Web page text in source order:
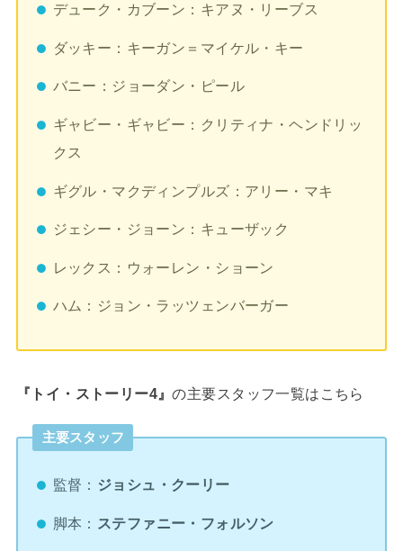
デューク・カブーン：キアヌ・リーブス
ダッキー：キーガン＝マイケル・キー
バニー：ジョーダン・ピール
ギャビー・ギャビー：クリティナ・ヘンドリッ
クス
ギグル・マクディンプルズ：アリー・マキ
ジェシー・ジョーン：キューザック
レックス：ウォーレン・ショーン
ハム：ジョン・ラッツェンバーガー
『トイ・ストーリー4』の主要スタッフ一覧はこちら
主要スタッフ
監督： ジョシュ・クーリー
脚本： ステファニー・フォルソン